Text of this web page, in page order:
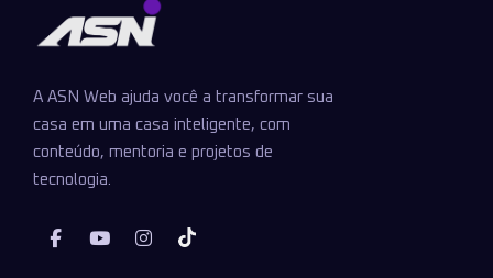
A ASN Web ajuda você a transformar sua
casa em uma casa inteligente, com
conteúdo, mentoria e projetos de
tecnologia.